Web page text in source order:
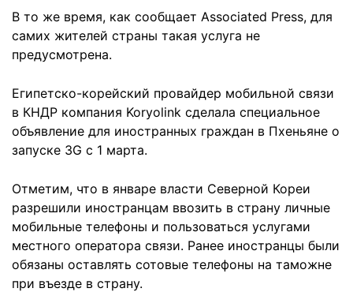
В то же время, как сообщает Associated Press, для
самих жителей страны такая услуга не
предусмотрена.
Египетско-корейский провайдер мобильной связи
в КНДР компания Koryolink сделала специальное
объявление для иностранных граждан в Пхеньяне о
запуске 3G с 1 марта.
Отметим, что в январе власти Северной Кореи
разрешили иностранцам ввозить в страну личные
мобильные телефоны и пользоваться услугами
местного оператора связи. Ранее иностранцы были
обязаны оставлять сотовые телефоны на таможне
при въезде в страну.